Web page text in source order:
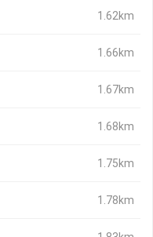
1.62km
1.66km
1.67km
1.68km
1.75km
1.78km